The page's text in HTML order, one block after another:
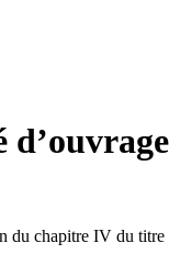
chapitre IV du